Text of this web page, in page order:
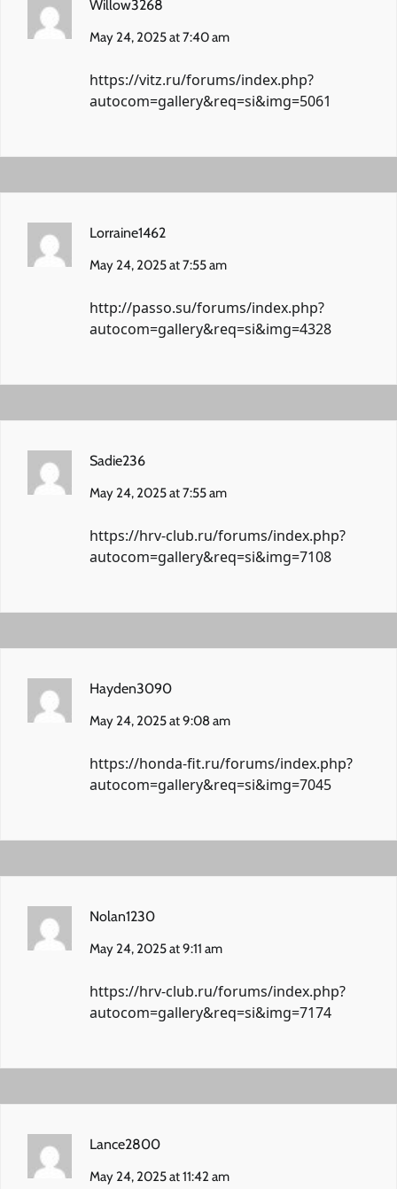
Willow3268
May 24, 2025 at 7:40 am
https://vitz.ru/forums/index.php?
autocom=gallery&req=si&img=5061
Lorraine1462
May 24, 2025 at 7:55 am
http://passo.su/forums/index.php?
autocom=gallery&req=si&img=4328
Sadie236
May 24, 2025 at 7:55 am
https://hrv-club.ru/forums/index.php?
autocom=gallery&req=si&img=7108
Hayden3090
May 24, 2025 at 9:08 am
https://honda-fit.ru/forums/index.php?
autocom=gallery&req=si&img=7045
Nolan1230
May 24, 2025 at 9:11 am
https://hrv-club.ru/forums/index.php?
autocom=gallery&req=si&img=7174
Lance2800
May 24, 2025 at 11:42 am